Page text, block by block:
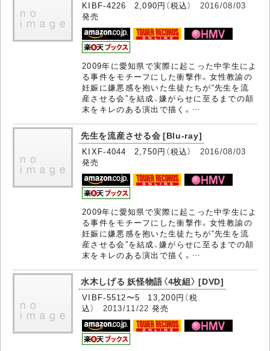
KIBF-4226 2,090円（税込） 2016/08/03
発売
2009年に愛知県で実際に起こった中学生によ
る事件をモチーフにした衝撃作。女性教諭の
妊娠に嫌悪感を抱いた生徒たちが“先生を流
産させる会”を結成、嫌がらせに至るまでの顛
末をキレのある演出で描く。…
先生を流産させる会 [Blu-ray]
KIXF-4044 2,750円（税込） 2016/08/03
発売
2009年に愛知県で実際に起こった中学生によ
る事件をモチーフにした衝撃作。女性教諭の
妊娠に嫌悪感を抱いた生徒たちが“先生を流
産させる会”を結成、嫌がらせに至るまでの顛
末をキレのある演出で描く。…
水木しげる 妖怪物語〈4枚組〉 [DVD]
VIBF-5512〜5 13,200円（税
込） 2013/11/22 発売